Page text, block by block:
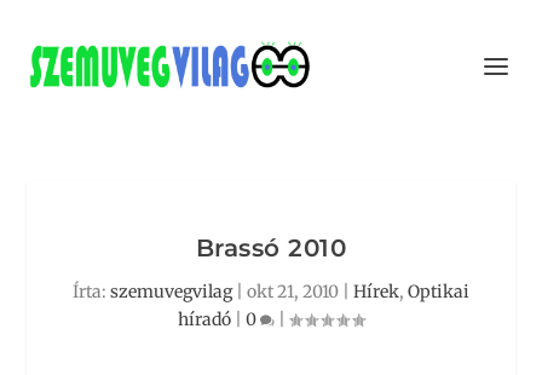
Brassó 2010
Írta: szemuvegvilag| okt 21, 2010 Hírek, Optikai
híradó
0